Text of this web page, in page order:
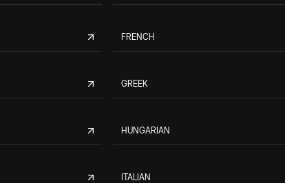
FRENCH
GREEK
HUNGARIAN
ITALIAN